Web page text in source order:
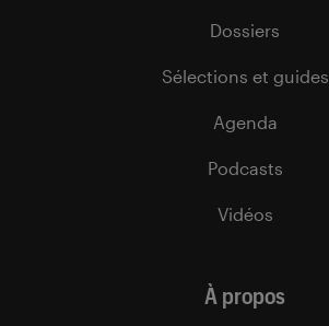
Dossiers
Sélections et guides
Agenda
Podcasts
Vidéos
À propos